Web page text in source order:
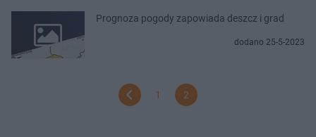
Prognoza pogody zapowiada deszcz i grad
dodano 25-5-2023
1 2